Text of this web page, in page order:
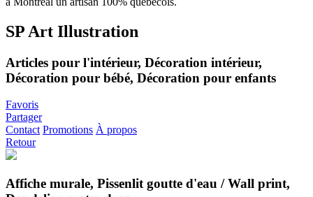
SP Art Illustration
Articles pour l'intérieur, Décoration intérieur,
Décoration pour bébé, Décoration pour enfants
Favoris
Partager
Contact Promotions À propos
Retour
Affiche murale, Pissenlit goutte d'eau / Wall print,